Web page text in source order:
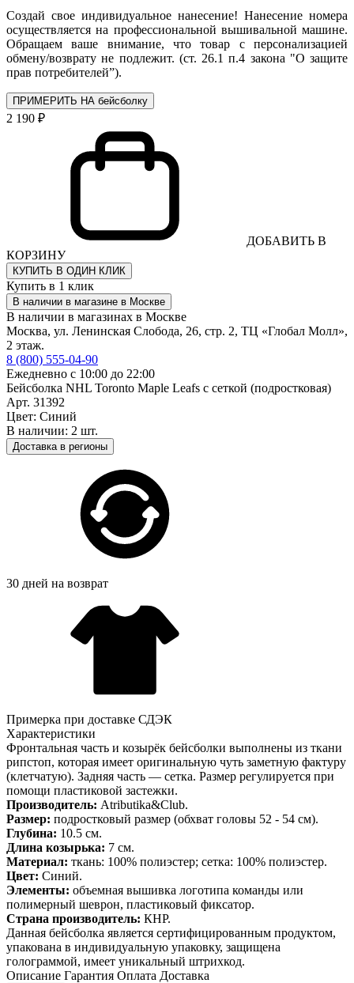
Создай свое индивидуальное нанесение! Нанесение номера
осуществляется на профессиональной вышивальной машине.
Обращаем ваше внимание, что товар с персонализацией
обмену/возврату не подлежит. (ст. 26.1 п.4 закона "О защите
прав потребителей”).
ПРИМЕРИТЬ НА бейсболку
2 190 ₽
ДОБАВИТЬ В
КОРЗИНУ
КУПИТЬ В ОДИН КЛИК
Купить в 1 клик
В наличии в магазине в Москве
В наличии в магазинах в Москве
Москва, ул. Ленинская Слобода, 26, стр. 2, ТЦ «Глобал Молл»,
2 этаж.
8 (800) 555-04-90
Ежедневно с 10:00 до 22:00
Бейсболка NHL Toronto Maple Leafs с сеткой (подростковая)
Арт. 31392
Цвет: Синий
В наличии: 2 шт.
Доставка в регионы
30 дней на возврат
Примерка при доставке СДЭК
Характеристики
Фронтальная часть и козырёк бейсболки выполнены из ткани
рипстоп, которая имеет оригинальную чуть заметную фактуру
(клетчатую). Задняя часть — сетка. Размер регулируется при
помощи пластиковой застежки.
Производитель: Atributika&Club.
Размер: подростковый размер (обхват головы 52 - 54 см).
Глубина: 10.5 см.
Длина козырька: 7 см.
Материал: ткань: 100% полиэстер; сетка: 100% полиэстер.
Цвет: Синий.
Элементы: объемная вышивка логотипа команды или
полимерный шеврон, пластиковый фиксатор.
Страна производитель: КНР.
Данная бейсболка является сертифицированным продуктом,
упакована в индивидуальную упаковку, защищена
голограммой, имеет уникальный штрихкод.
Описание Гарантия Оплата Доставка